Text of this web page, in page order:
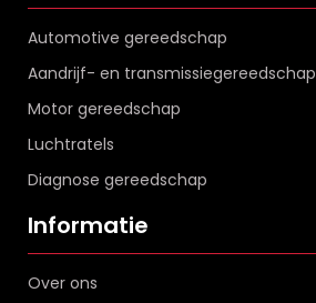
Automotive gereedschap
Aandrijf- en transmissiegereedschap
Motor gereedschap
Luchtratels
Diagnose gereedschap
Informatie
Over ons